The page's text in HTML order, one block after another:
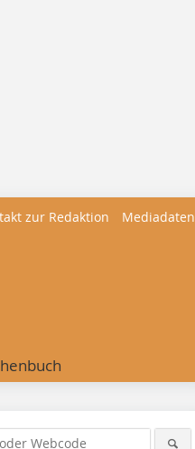
zur Redaktion Mediadaten